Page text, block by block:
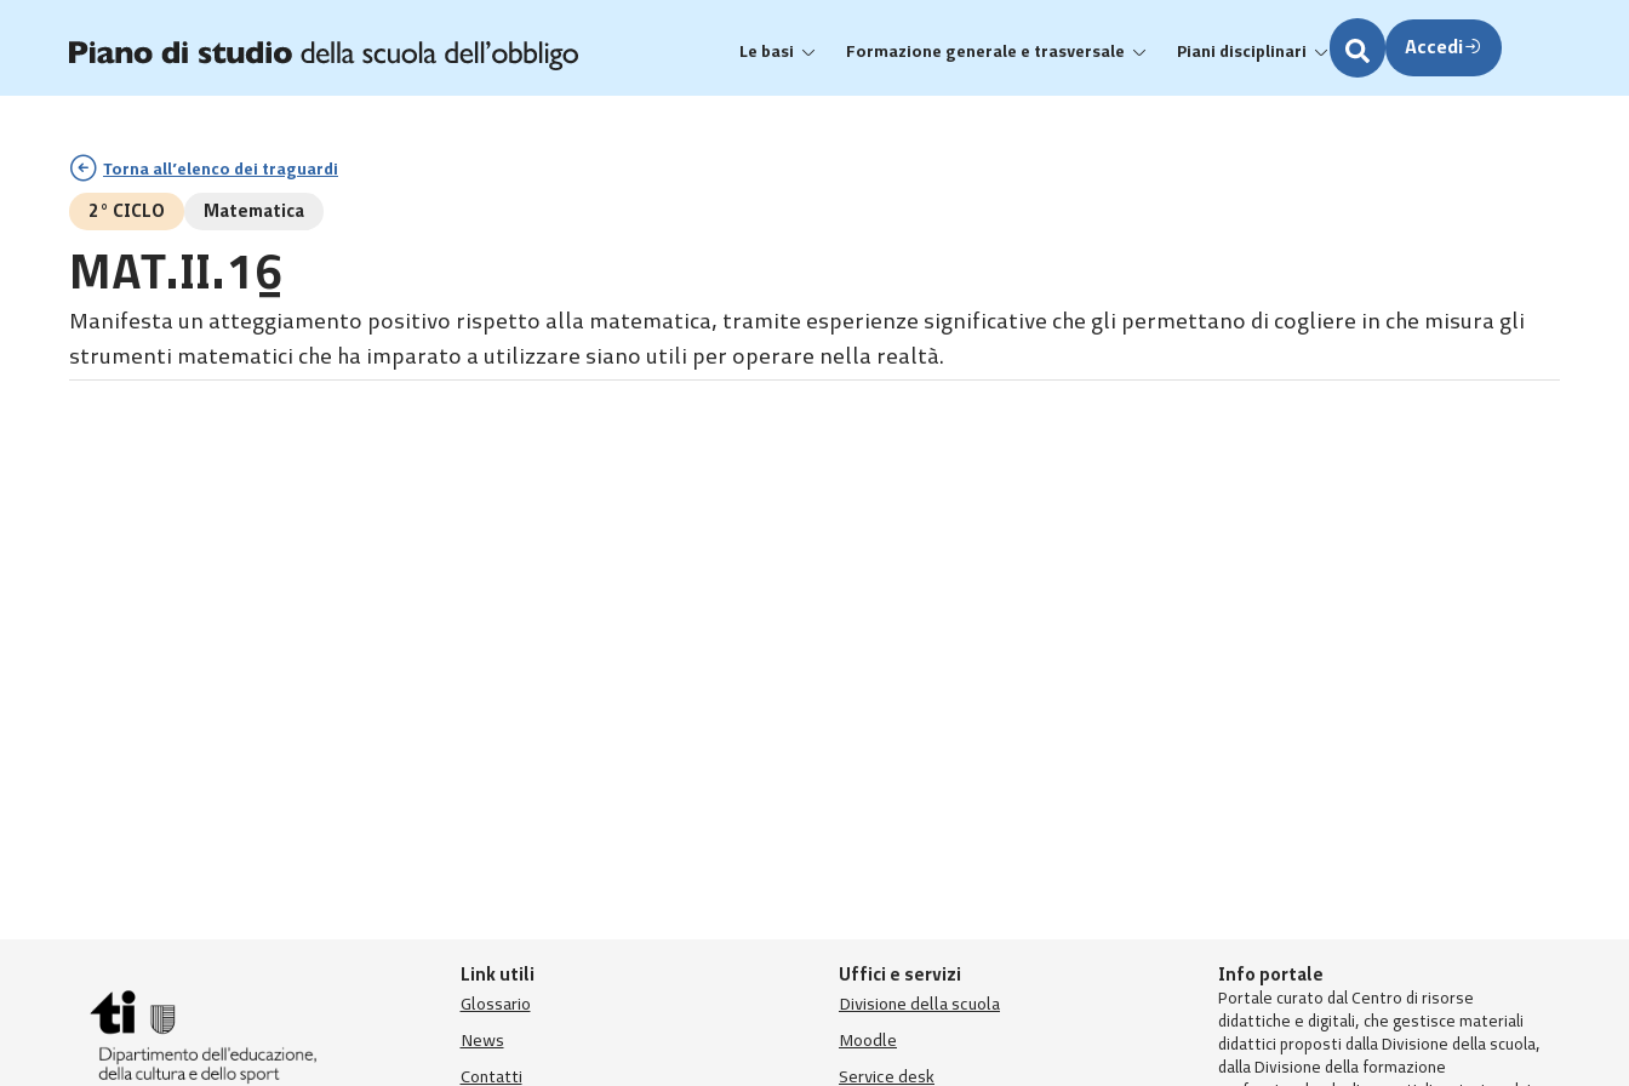
Le basi Formazione generale e trasversale Piani disciplinari Accedi
Torna all’elenco dei traguardi
2° CICLO Matematica
MAT.II.16
Manifesta un atteggiamento positivo rispetto alla matematica, tramite esperienze significative che gli permettano di cogliere in che misura gli
strumenti matematici che ha imparato a utilizzare siano utili per operare nella realtà.
Link utili
Glossario
News
Contatti
Uffici e servizi
Divisione della scuola
Moodle
Service desk
Info portale
Portale curato dal Centro di risorse
didattiche e digitali, che gestisce materiali
didattici proposti dalla Divisione della scuola,
dalla Divisione della formazione